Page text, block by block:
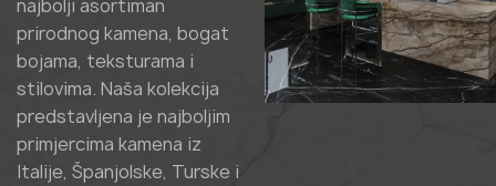
najbolji asortiman
prirodnog kamena, bogat
bojama, teksturama i
stilovima. Naša kolekcija
predstavljena je najboljim
primjercima kamena iz
Italije, Španjolske, Turske i